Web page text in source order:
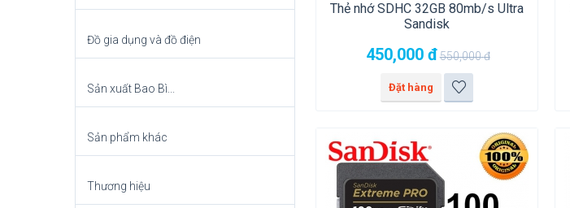
Đồ gia dụng và đồ điện
Sản xuất Bao Bì...
Sản phẩm khác
Thương hiệu
Thẻ nhớ SDHC 32GB 80mb/s Ultra
Sandisk
450,000 đ550,000đ
Đặt hàng